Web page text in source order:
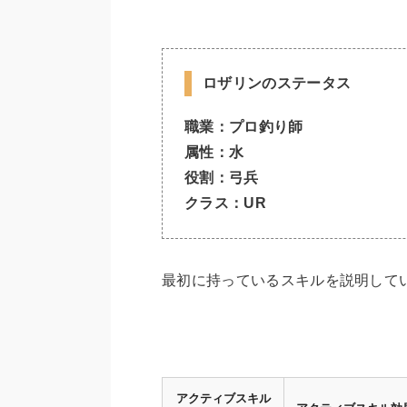
ロザリンのステータス
職業：プロ釣り師
属性：水
役割：弓兵
クラス：UR
最初に持っているスキルを説明して
アクティブスキル